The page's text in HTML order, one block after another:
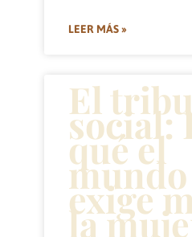
LEER MÁS »
El
social:
qué el
exige
la